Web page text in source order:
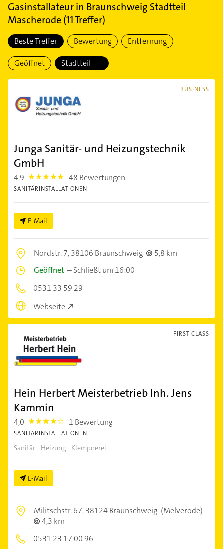
Gasinstallateurin Braunschweig Stadtteil
Mascherode(11Treffer)
Beste Treffer Bewertung Entfernung
Geöffnet Stadtteil
BUSINESS
Junga Sanitär- und Heizungstechnik
GmbH
4,9 4.9 48 Bewertungen
SANITÄRINSTALLATIONEN
E-Mail
Nordstr. 7,38106 Braunschweig
5,8 km
Geöffnet –Schließt um 16:00
0531 33 59 29
Webseite
FIRST CLASS
Hein Herbert Meisterbetrieb Inh. Jens
Kammin
4,0 4.0 1 Bewertung
SANITÄRINSTALLATIONEN
Sanitär - Heizung - Klempnerei
E-Mail
Militschstr. 67,38124 Braunschweig (Melverode)
4,3 km
0531 23 17 00 96